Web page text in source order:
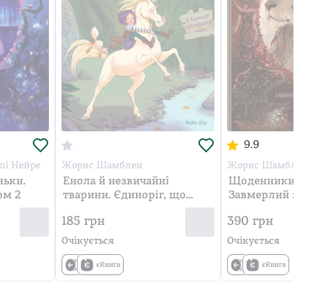
Нейре
2
Жорис Шамблен
Енола й незвичайні
тварини. Єдиноріг, що
185 грн
Очікується
єКнига
9.9
Жорис Шамблен,
Щоденники
Завмерлий
390 грн
Очікується
єКнига